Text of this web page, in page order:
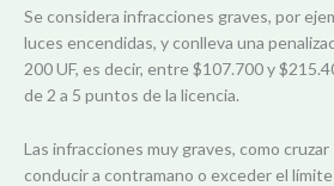
Se considera infracciones graves, por
luces encendidas, y conlleva una
200 UF, es decir, entre $107.700 y
de 2 a 5 puntos de la licencia.
Las infracciones muy graves, como
conducir a contramano o exceder el